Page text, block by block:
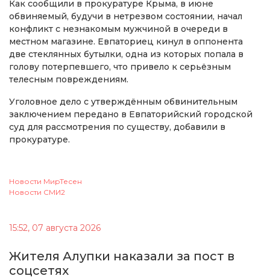
Как сообщили в прокуратуре Крыма, в июне
обвиняемый, будучи в нетрезвом состоянии, начал
конфликт с незнакомым мужчиной в очереди в
местном магазине. Евпаториец кинул в оппонента
две стеклянных бутылки, одна из которых попала в
голову потерпевшего, что привело к серьёзным
телесным повреждениям.
Уголовное дело с утверждённым обвинительным
заключением передано в Евпаторийский городской
суд для рассмотрения по существу, добавили в
прокуратуре.
Новости МирТесен
Новости СМИ2
15:52, 07 августа 2026
Жителя Алупки наказали за пост в
соцсетях